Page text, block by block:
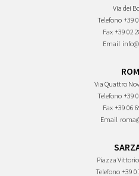
Via dei
Telefono +39
Fax +39 02
Email
Via Quattro
Telefono +39
Fax +39 06
Email
Piazza
Telefono +39